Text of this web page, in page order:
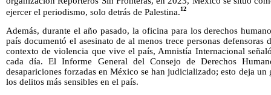
ejercer el periodismo, solo detrás de Palestina.12
Además, durante el año pasado, la oficina para los derechos
país documentó el asesinato de al menos trece personas defensoras
contexto de violencia que vive el país, Amnistía Internacional
cada día. El Informe General del Consejo de Derechos
desapariciones forzadas en México se han judicializado; esto deja
los delitos más sensibles en el país.